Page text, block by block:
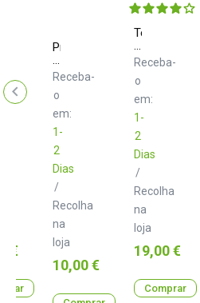
€
Proel
Minijack
RCA
3M
BULK540LU3
Receba-
o
em:
1-
2
Dias
/
Recolha
na
loja
Preço
10,00 €
Teenage
MC3
Sync
Cable
Receba-
o
em:
1-
2
Dias
/
Recolha
na
loja
Preço
19,00 €
Comprar